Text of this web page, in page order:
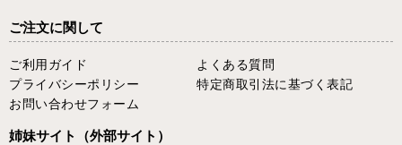
ご注文に関して
ご利用ガイド
よくある質問
プライバシーポリシー
特定商取引法に基づく表記
お問い合わせフォーム
姉妹サイト （外部サイト）